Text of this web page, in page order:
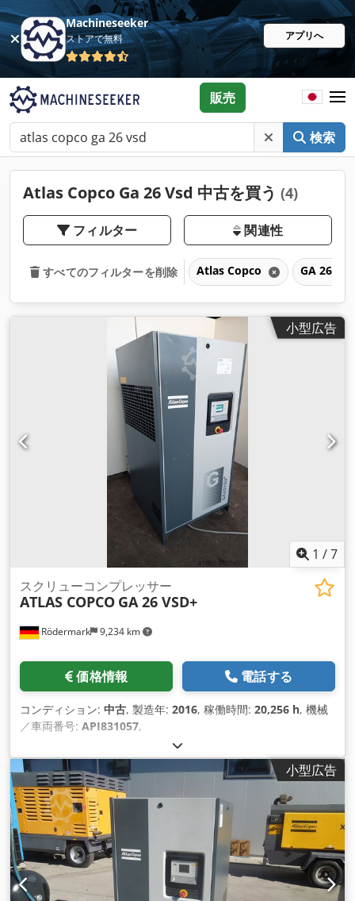
Machineseeker
ストアで無料 アプリへ
検索
販売
Atlas Copco Ga 26 Vsd 中古を買う (4)
フィルター 関連性
すべてのフィルターを削除 Atlas Copco GA 26
小型広告
1 /7
Rödermark 9,234 km
スクリューコンプレッサー
ATLAS COPCO GA 26 VSD+
価格情報 電話する
コンディション: 中古, 製造年: 2016, 稼働時間: 20,256 h, 機械
／車両番号: API831057,
小型広告